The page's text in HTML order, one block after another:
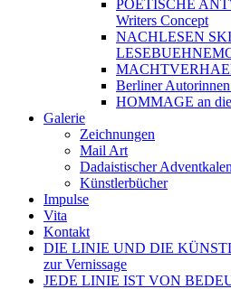
POETISCHE
Writers Concept
NACHLESEN
Berliner
HOMMAGE an
Galerie
Zeichnungen
Mail Art
Dadaistischer
Künstlerbücher
Impulse
Vita
Kontakt
DIE LINIE UND DIE
zur Vernissage
JEDE LINIE IST VON